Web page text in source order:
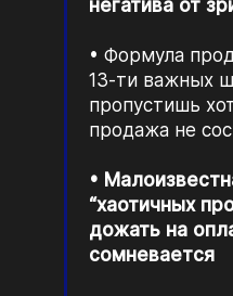
негатива от
Формула
13-ти важных
пропустишь
продажа не
“хаотичных
дожать на
сомневается